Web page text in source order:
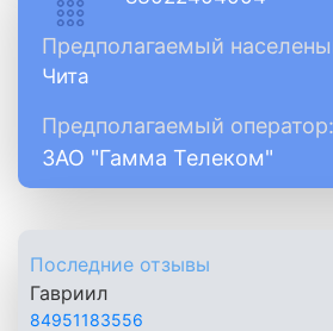
Предполагаемый
Чита
Предполагаемый оператор:
ЗАО "Гамма Телеком"
Последние отзывы
Гавриил
84951183556